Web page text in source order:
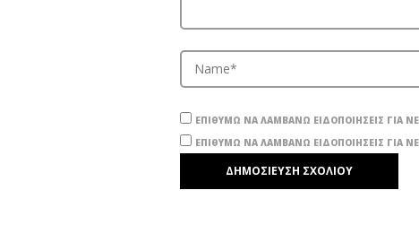
ΕΠΙΘΥΜΏ ΝΑ ΛΑΜΒΆΝΩ ΕΙΔΟΠΟΙΉΣΕΙΣ ΓΙΑ
ΕΠΙΘΥΜΏ ΝΑ ΛΑΜΒΆΝΩ ΕΙΔΟΠΟΙΉΣΕΙΣ ΓΙΑ